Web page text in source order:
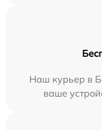
Наш курьер в
ваше